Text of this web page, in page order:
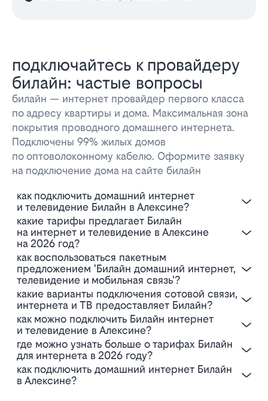
подключайтесь к провайдеру
билайн: частые вопросы
билайн — интернет провайдер первого класса
по адресу квартиры и дома. Максимальная зона
покрытия проводного домашнего интернета.
Подключены 99% жилых домов
по оптоволоконному кабелю. Оформите заявку
на подключение дома на сайте билайн
Как подключить домашний интернет
и телевидение Билайн в Алексине?
Какие тарифы предлагает Билайн
на интернет и телевидение в Алексине
на 2026 год?
Как воспользоваться пакетным
предложением 'Билайн домашний интернет,
телевидение и мобильная связь'?
Какие варианты подключения сотовой связи,
интернета и ТВ предоставляет Билайн?
Как можно подключить Билайн интернет
и телевидение в Алексине?
Где можно узнать больше о тарифах Билайн
для интернета в 2026 году?
Как подключить домашний интернет Билайн
в Алексине?